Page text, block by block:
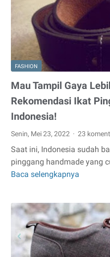
-
Cosmolle
FASHION
Mau Tampil Gaya
Rekomendasi Ikat
Indonesia!
Senin, Mei 23, 2022 23
Saat ini, Indonesia sudah
pinggang handmade yang
Baca selengkapnya
Lebih
Keren?
Ini
Dia